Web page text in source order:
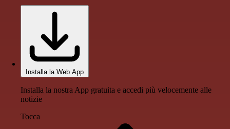
Installa la Web App
Installa la nostra App gratuita e accedi più velocemente alle
notizie
Tocca